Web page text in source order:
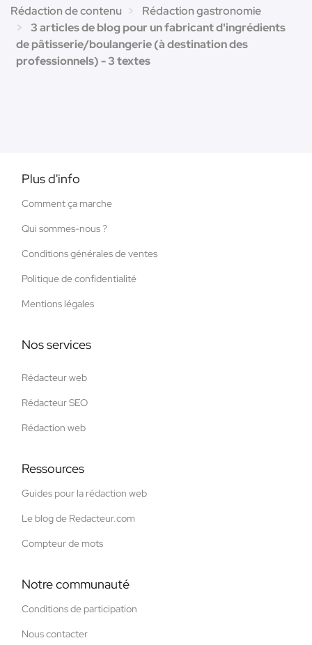
Rédaction de contenu
Rédaction gastronomie
3 articles de blog pour un fabricant d'ingrédients
de pâtisserie/boulangerie (à destination des
professionnels) - 3 textes
Plus d'info
Comment ça marche
Qui sommes-nous ?
Conditions générales de ventes
Politique de confidentialité
Mentions légales
Nos services
Rédacteur web
Rédacteur SEO
Rédaction web
Ressources
Guides pour la rédaction web
Le blog de Redacteur.com
Compteur de mots
Notre communauté
Conditions de participation
Nous contacter